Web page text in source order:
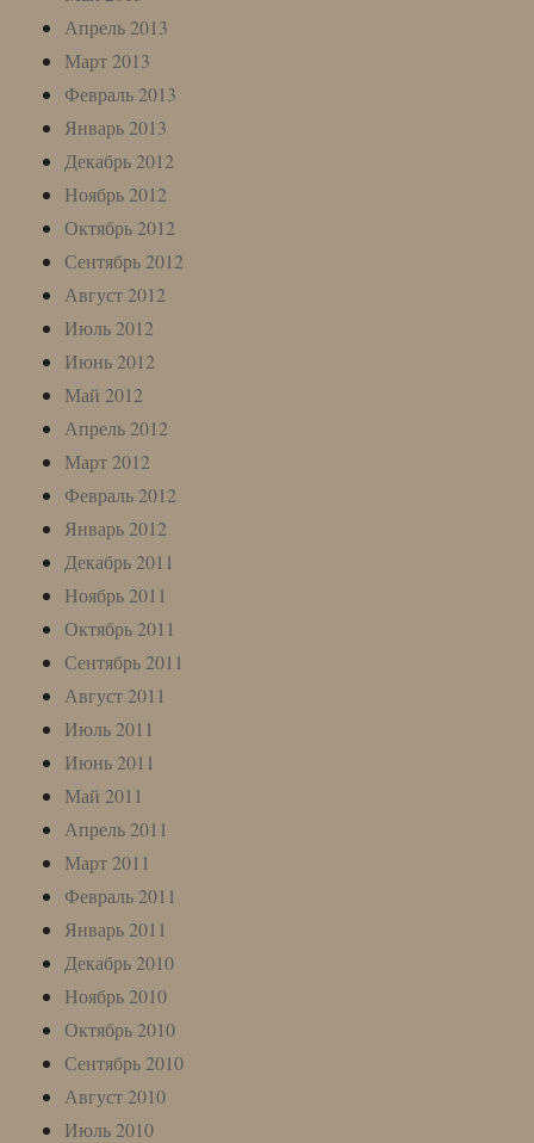
Апрель 2013
Март 2013
Февраль 2013
Январь 2013
Декабрь 2012
Ноябрь 2012
Октябрь 2012
Сентябрь 2012
Август 2012
Июль 2012
Июнь 2012
Май 2012
Апрель 2012
Март 2012
Февраль 2012
Январь 2012
Декабрь 2011
Ноябрь 2011
Октябрь 2011
Сентябрь 2011
Август 2011
Июль 2011
Июнь 2011
Май 2011
Апрель 2011
Март 2011
Февраль 2011
Январь 2011
Декабрь 2010
Ноябрь 2010
Октябрь 2010
Сентябрь 2010
Август 2010
Июль 2010